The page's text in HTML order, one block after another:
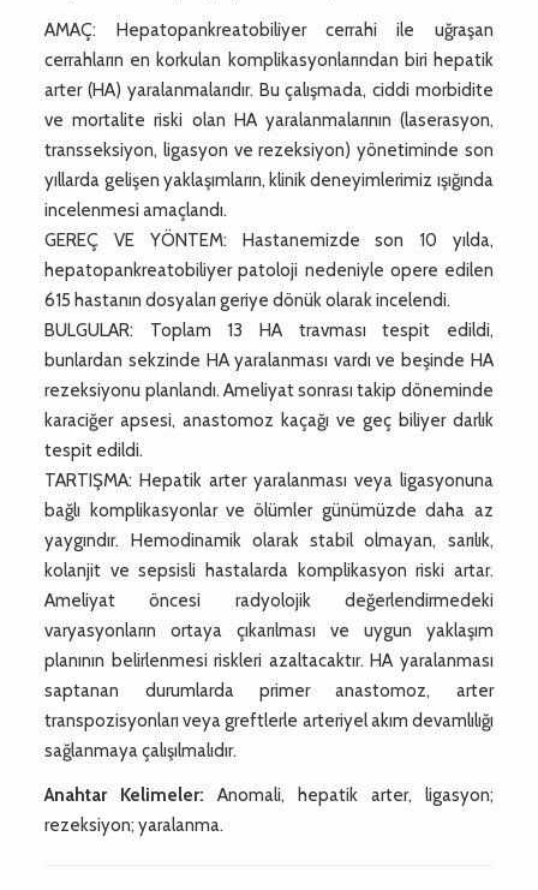
AMAÇ: Hepatopankreatobiliyer cerrahi ile uğraşan
cerrahların en korkulan komplikasyonlarından biri hepatik
arter (HA) yaralanmalarıdır. Bu çalışmada, ciddi morbidite
ve mortalite riski olan HA yaralanmalarının (laserasyon,
transseksiyon, ligasyon ve rezeksiyon) yönetiminde son
yıllarda gelişen yaklaşımların, klinik deneyimlerimiz ışığında
incelenmesi amaçlandı.
GEREÇ VE YÖNTEM: Hastanemizde son 10 yılda,
hepatopankreatobiliyer patoloji nedeniyle opere edilen
615 hastanın dosyaları geriye dönük olarak incelendi.
BULGULAR: Toplam 13 HA travması tespit edildi,
bunlardan sekzinde HA yaralanması vardı ve beşinde HA
rezeksiyonu planlandı. Ameliyat sonrası takip döneminde
karaciğer apsesi, anastomoz kaçağı ve geç biliyer darlık
tespit edildi.
TARTIŞMA: Hepatik arter yaralanması veya ligasyonuna
bağlı komplikasyonlar ve ölümler günümüzde daha az
yaygındır. Hemodinamik olarak stabil olmayan, sarılık,
kolanjit ve sepsisli hastalarda komplikasyon riski artar.
Ameliyat öncesi radyolojik değerlendirmedeki
varyasyonların ortaya çıkarılması ve uygun yaklaşım
planının belirlenmesi riskleri azaltacaktır. HA yaralanması
saptanan durumlarda primer anastomoz, arter
transpozisyonları veya greftlerle arteriyel akım devamlılığı
sağlanmaya çalışılmalıdır.
Anahtar Kelimeler: Anomali, hepatik arter, ligasyon;
rezeksiyon; yaralanma.